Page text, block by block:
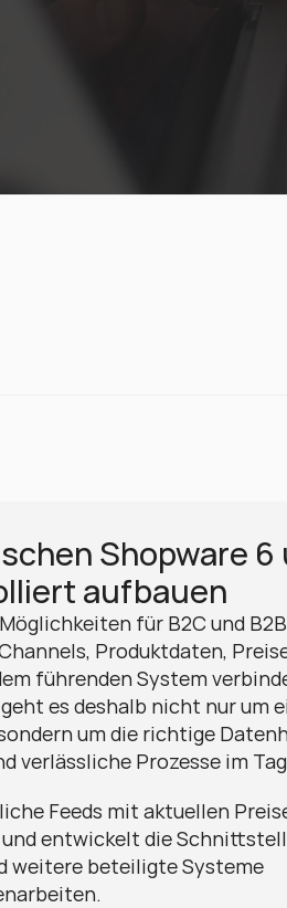
Shopware 6
aufbauen
für B2C und
Produktdaten,
führenden System
es deshalb nicht nur um
um die richtige
verlässliche Prozesse im
Feeds mit aktuellen
entwickelt die
weitere beteiligte Systeme